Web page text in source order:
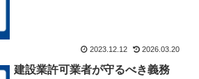
2023.12.12 2026.03.20
建設業許可業者が守るべき義務